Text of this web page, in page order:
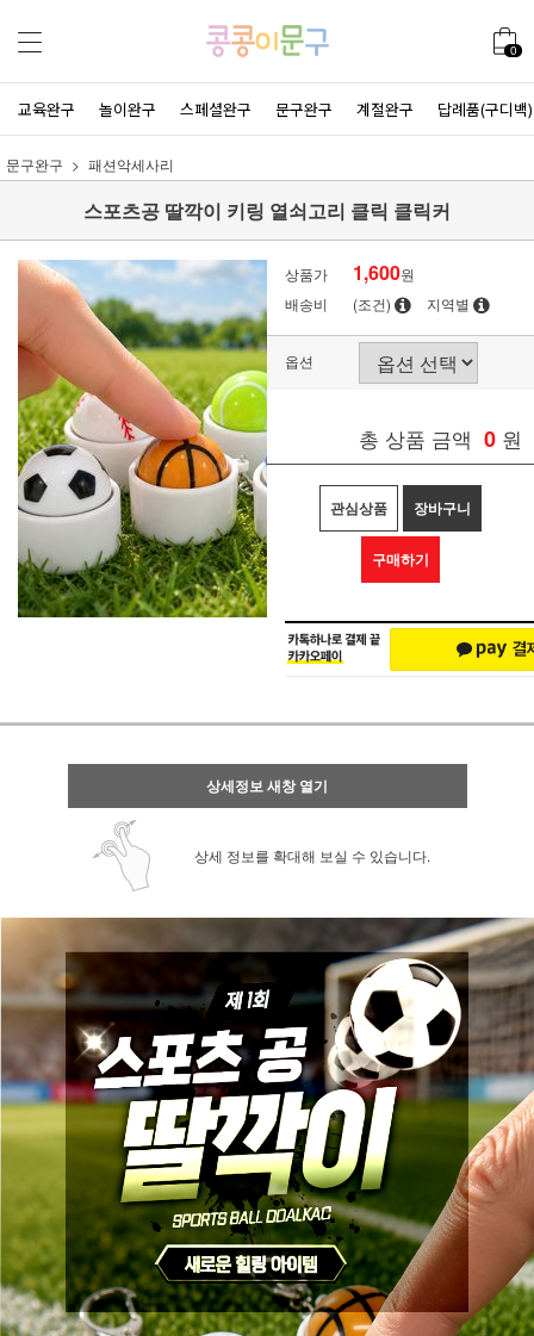
0
교육완구 놀이완구 스페셜완구 문구완구 계절완구 답례품(구디백)
문구완구 패션악세사리
스포츠공 딸깍이 키링 열쇠고리 클릭 클릭커
상품가 1,600원
배송비
(조건) 지역별
옵션
총 상품 금액 0 원
관심상품 장바구니
구매하기
상세정보 새창 열기
상세 정보를 확대해 보실 수 있습니다.